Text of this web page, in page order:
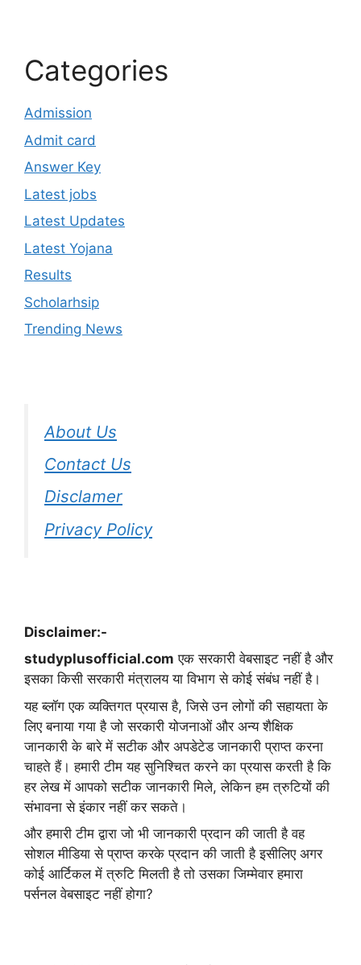
Categories
Admission
Admit card
Answer Key
Latest jobs
Latest Updates
Latest Yojana
Results
Scholarhsip
Trending News
About Us
Contact Us
Disclamer
Privacy Policy
Disclaimer:-
studyplusofficial.com एक सरकारी वेबसाइट नहीं है और
इसका किसी सरकारी मंत्रालय या विभाग से कोई संबंध नहीं है।
यह ब्लॉग एक व्यक्तिगत प्रयास है, जिसे उन लोगों की सहायता के
लिए बनाया गया है जो सरकारी योजनाओं और अन्य शैक्षिक
जानकारी के बारे में सटीक और अपडेटेड जानकारी प्राप्त करना
चाहते हैं। हमारी टीम यह सुनिश्चित करने का प्रयास करती है कि
हर लेख में आपको सटीक जानकारी मिले, लेकिन हम त्रुटियों की
संभावना से इंकार नहीं कर सकते।
और हमारी टीम द्वारा जो भी जानकारी प्रदान की जाती है वह
सोशल मीडिया से प्राप्त करके प्रदान की जाती है इसीलिए अगर
कोई आर्टिकल में त्रुटि मिलती है तो उसका जिम्मेवार हमारा
पर्सनल वेबसाइट नहीं होगा?